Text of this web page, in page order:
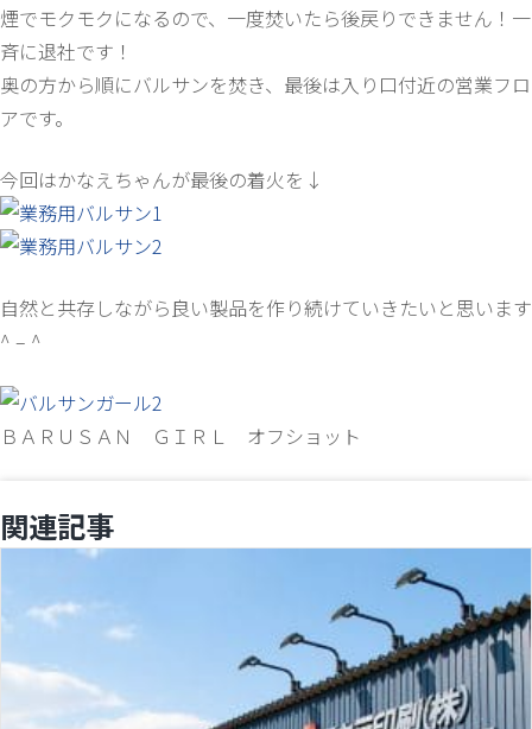
煙でモクモクになるので、一度焚いたら後戻りできません！一
斉に退社です！
奥の方から順にバルサンを焚き、最後は入り口付近の営業フロ
アです。
今回はかなえちゃんが最後の着火を↓
自然と共存しながら良い製品を作り続けていきたいと思います
^ – ^
ＢＡＲＵＳＡＮ ＧＩＲＬ オフショット
関連記事